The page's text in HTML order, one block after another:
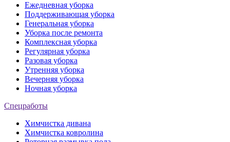
Ежедневная уборка
Поддерживающая уборка
Генеральная уборка
Уборка после ремонта
Комплексная уборка
Регулярная уборка
Разовая уборка
Утренняя уборка
Вечерняя уборка
Ночная уборка
Спецработы
Химчистка дивана
Химчистка ковролина